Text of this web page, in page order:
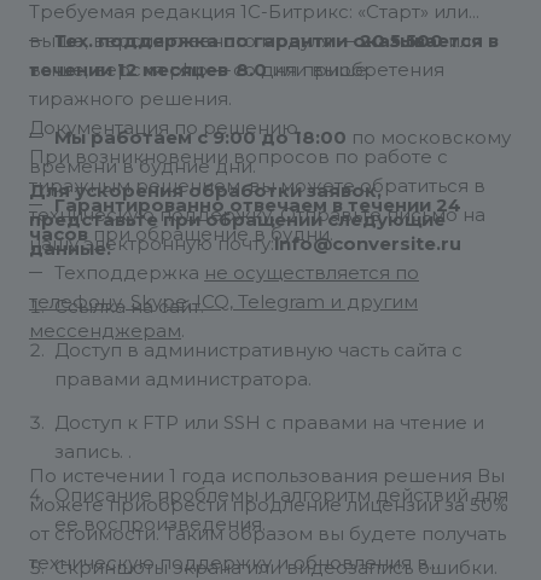
Требуемая редакция 1С-Битрикс: «Старт» или
выше, версия главного модуля —20.5.500или
выше, версия php —8.0или выше.
Документация по решению.
При возникновении вопросов по работе с
тиражным решением, вы можете обратиться в
техническую поддержку. Отправьте письмо на
нашу электронную почту:info@conversite.ru
Тех. поддержка по гарантии оказывается в
течении 12 месяцевсо дня приобретения
тиражного решения.
Мы работаем с 9:00 до 18:00 по московскому
времени в будние дни.
Гарантированно отвечаем в течении 24
часов при обращение в будни.
Техподдержка не осуществляется по
телефону, Skype, ICQ, Telegram и другим
мессенджерам.
Для ускорения обработки заявок,
представьте при обращении следующие
данные:
Ссылка на сайт.
Доступ в административную часть сайта с
правами администратора.
Доступ к FTP или SSH с правами на чтение и
запись. .
Описание проблемы и алгоритм действий для
ее воспроизведения.
Скриншоты экрана или видеозапись ошибки.
По истечении 1 года использования решения Вы
можете приобрести продление лицензии за 50%
от стоимости. Таким образом вы будете получать
техническую поддержку и обновления в